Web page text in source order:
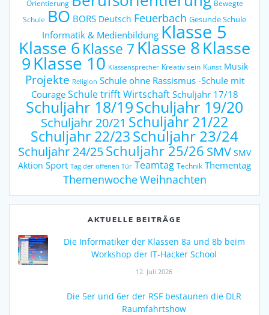
Orientierung
Bewegte
Schule BO BORS Deutsch Feuerbach Gesunde Schule
Informatik & Medienbildung Klasse 5
Klasse 6Klasse 7 Klasse 8Klasse
9Klasse 10 Klassensprecher Kreativ sein Kunst Musik
Projekte Religion Schule ohne Rassismus -Schule mit
Courage Schule trifft Wirtschaft Schuljahr 17/18
Schuljahr 18/19Schuljahr 19/20
Schuljahr 20/21 Schuljahr 21/22
Schuljahr 22/23Schuljahr 23/24
Schuljahr 24/25Schuljahr 25/26 SMV SMV
Aktion Sport Tag der offenen Tür Teamtag Technik Thementag
ThemenwocheWeihnachten
AKTUELLE BEITRÄGE
Die Informatiker der Klassen 8a und 8b beim
Workshop der IT-Hacker School
12. Juli 2026
Die 5er und 6er der RSF bestaunen die DLR
Raumfahrtshow